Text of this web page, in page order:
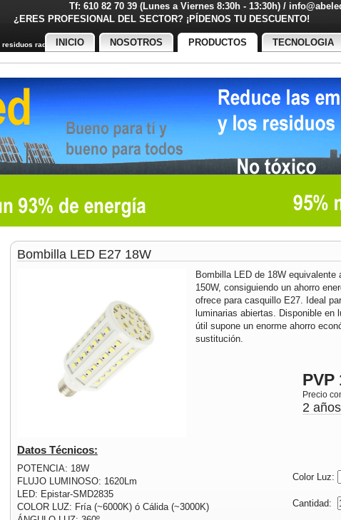
Tf: 610 82 70 39 (Lunes a Viernes 8:30h - 13:30h) /
¿ERES PROFESIONAL DEL SECTOR? ¡PÍDENOS TU DESCUENTO!
residuos radiactivos
INICIO NOSOTROS PRODUCTOS TECNOLOGIA
Bombilla LED E27 18W
Bombilla LED de 18W
150W, consiguiendo un ahorro
ofrece para casquillo E27. Ideal
luminarias abiertas. Disponible
útil supone un enorme ahorro
sustitución.
PVP
Precio
2
Datos Técnicos:
POTENCIA: 18W
FLUJO LUMINOSO: 1620Lm
LED: Epistar-SMD2835
COLOR LUZ: Fría (~6000K) ó Cálida (~3000K)
Color Luz:
Cantidad: